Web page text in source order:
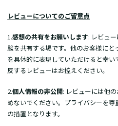
レビューについてのご留意点
1.感想の共有をお願いします: レビュ
験を共有する場です。他のお客様に
を具体的に表現していただけると幸
反するレビューはお控えください。
2.個人情報の非公開: レビューには他
めないでください。プライバシーを
の措置となります。